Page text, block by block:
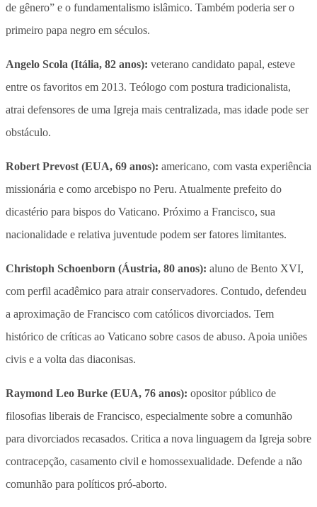
de gênero” e o fundamentalismo islâmico. Também poderia ser o
primeiro papa negro em séculos.
Angelo Scola (Itália, 82 anos): veterano candidato papal, esteve
entre os favoritos em 2013. Teólogo com postura tradicionalista,
atrai defensores de uma Igreja mais centralizada, mas idade pode ser
obstáculo.
Robert Prevost (EUA, 69 anos): americano, com vasta experiência
missionária e como arcebispo no Peru. Atualmente prefeito do
dicastério para bispos do Vaticano. Próximo a Francisco, sua
nacionalidade e relativa juventude podem ser fatores limitantes.
Christoph Schoenborn (Áustria, 80 anos): aluno de Bento XVI,
com perfil acadêmico para atrair conservadores. Contudo, defendeu
a aproximação de Francisco com católicos divorciados. Tem
histórico de críticas ao Vaticano sobre casos de abuso. Apoia uniões
civis e a volta das diaconisas.
Raymond Leo Burke (EUA, 76 anos): opositor público de
filosofias liberais de Francisco, especialmente sobre a comunhão
para divorciados recasados. Critica a nova linguagem da Igreja sobre
contracepção, casamento civil e homossexualidade. Defende a não
comunhão para políticos pró-aborto.